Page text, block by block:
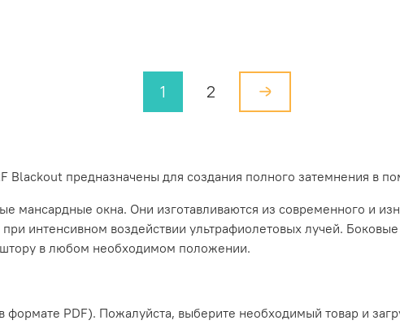
1 2
Blackout предназначены для создания полного затемнения в
мансардные окна. Они изготавливаются из современного и
при интенсивном воздействии ультрафиолетовых лучей.
в любом необходимом положении.
PDF). Пожалуйста, выберите необходимый товар и